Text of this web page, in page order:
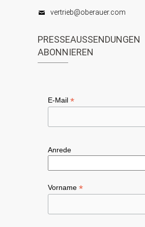
vertrieb@oberauer.com
PRESSEAUSSENDUNGEN
ABONNIEREN
E-Mail *
Anrede
Vorname *